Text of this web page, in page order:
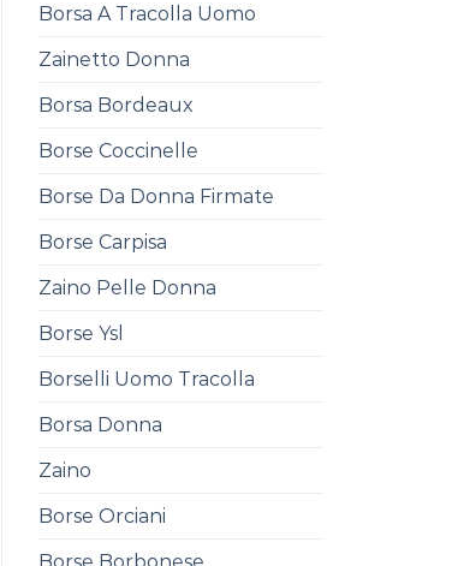
Borsa A Tracolla Uomo
Zainetto Donna
Borsa Bordeaux
Borse Coccinelle
Borse Da Donna Firmate
Borse Carpisa
Zaino Pelle Donna
Borse Ysl
Borselli Uomo Tracolla
Borsa Donna
Zaino
Borse Orciani
Borse Borbonese